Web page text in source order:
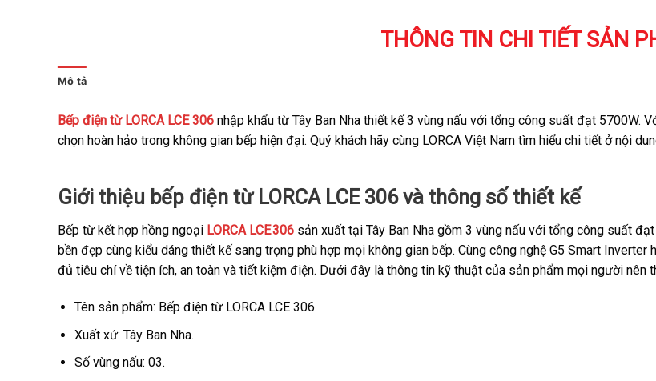
THÔNG TIN CHI TIẾT SẢN
Mô tả
Bếp điện từ LORCA LCE 306 nhập khẩu từ Tây Ban Nha thiết kế 3 vùng nấu với tổng công suất đạt 5700W.
chọn hoàn hảo trong không gian bếp hiện đại. Quý khách hãy cùng LORCA Việt Nam tìm hiểu chi tiết ở nội
Giới thiệu bếp điện từ LORCA LCE 306 và thông số thiết kế
Bếp từ kết hợp hồng ngoại LORCA LCE 306 sản xuất tại Tây Ban Nha gồm 3 vùng nấu với tổng công suất
bền đẹp cùng kiểu dáng thiết kế sang trọng phù hợp mọi không gian bếp. Cùng công nghệ G5 Smart
đủ tiêu chí về tiện ích, an toàn và tiết kiệm điện. Dưới đây là thông tin kỹ thuật của sản phẩm mọi người nên
Tên sản phẩm: Bếp điện từ LORCA LCE 306.
Xuất xứ: Tây Ban Nha.
Số vùng nấu: 03.